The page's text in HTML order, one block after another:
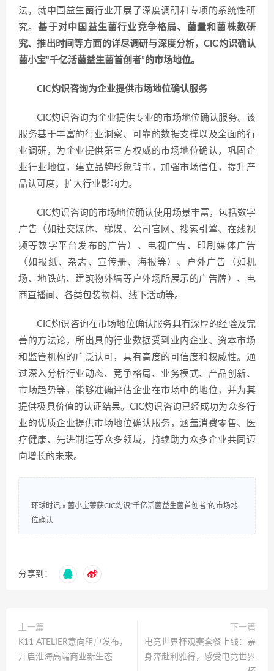
法，就中国益生菌行业开展了深度调研和专项的系统性研
究。基于对中国益生菌行业竞争格局、菌量和菌株数研
究、推出时间等方面的详尽调研与深度分析，CIC灼识确认
菌小宝“千亿活菌益生菌首创者”的市场地位。
CIC灼识咨询为企业提供市场地位确认服务
CIC灼识咨询为企业提供专业的市场地位确认服务。该
服务基于丰富的行业洞察、可靠的数据支撑以及全面的行
业调研，为企业提供第三方权威的市场地位确认，巩固企
业行业地位，建立品牌形象背书，加强市场信任，提升产
品认可度，扩大行业影响力。
CIC灼识咨询的市场地位确认使用场景丰富，包括数字
广告（如社交媒体、梯媒、公司官网、搜索引擎、在线视
频等数字平台发布的广告）、电视广告、印刷媒体广告
（如报纸、杂志、宣传册、海报等）、户外广告（如机
场、地铁站、建筑物外墙等户外场所展示的广告牌）、电
商直播间、各类包装物料、线下活动等。
CIC灼识咨询在市场地位确认服务具有深厚的经验及完
善的方法论，所出具的行业数据受到业内企业、资本市场
和监管机构的广泛认可，具有高度的可信度和权威性。通
过深入分析行业动态、竞争格局、业务模式、产品创新、
市场趋势等，能够准确评估企业在市场中的地位，并为其
提供极具价值的认证结果。CIC灼识咨询已经成功为众多行
业的优质企业提供市场地位确认服务，涵盖消费零售、医
疗健康、先进制造等众多领域，持续助力众多企业共同迈
向增长的未来。
环球时讯 » 菌小宝荣获CIC灼识“千亿活菌益生菌首创者”的市场地
位确认
分享到：
上一篇
K11 ATELIER意向租户发布，
开启淮海高端商业新生态
下一篇
电竞世界杯观赛套餐上线：亲
身奔赴利雅得，感受电竞世界